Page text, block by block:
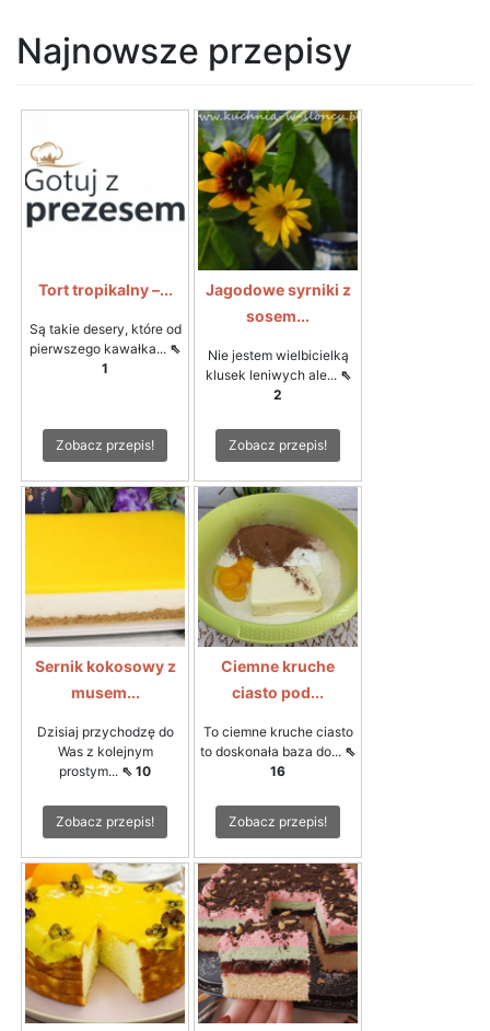
Najnowsze przepisy
Tort tropikalny –...
Są takie desery, które od
pierwszego kawałka... ⇖
1
Zobacz przepis!
Jagodowe syrniki z
sosem...
Nie jestem wielbicielką
klusek leniwych ale... ⇖
2
Zobacz przepis!
Sernik kokosowy z
musem...
Dzisiaj przychodzę do
Was z kolejnym
prostym... ⇖ 10
Zobacz przepis!
Ciemne kruche
ciasto pod...
To ciemne kruche ciasto
to doskonała baza do... ⇖
16
Zobacz przepis!